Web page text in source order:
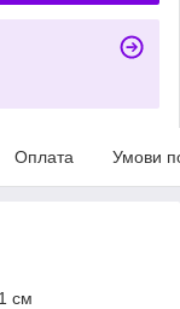
Оплата Умови
см